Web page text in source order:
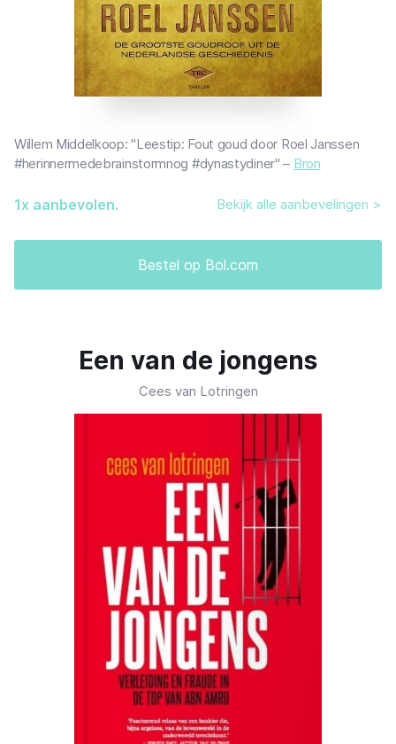
Willem Middelkoop: "Leestip: Fout goud door Roel Janssen
#herinnermedebrainstormnog #dynastydiner" – Bron
Bestel op Bol.com
1x aanbevolen. Bekijk alle aanbevelingen >
Een van de jongens
Cees van Lotringen